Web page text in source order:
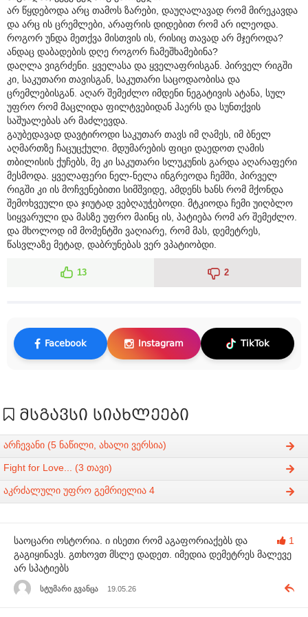
არ წყდებოდა არც თამოს ზარები, დაუღალავად რომ მირეკავდა
და არც ის ცრემლები, არაფრის დიდებით რომ არ ილეოდა.
როგორ უნდა მეთქვა მისთვის ის, რისიც თავად არ მჯეროდა?
ანდაც დაბადების დღე როგორ ჩამეშხამებინა?
დაღლა ვიგრძენი. ყველასა და ყველაფრისგან. პირველ რიგში
კი, საკუთარი თავისგან, საკუთარი საცოდაობისა და
ცრემლებისგან. აღარ შემეძლო იმდენი ნეგატივის ატანა, სულ
უფრო რომ მაცლიდა ფილტვებიდან ჰაერს და სუნთქვის
საშუალებას არ მაძლევდა.
გაუბედავად დავტიროდი საკუთარ თავს იმ ღამეს, იმ ბნელ
აღმართზე ჩაცუცქული. მდუმარების ფიცი დაედოთ ღამის
თბილისის ქუჩებს, მე კი საკუთარი სლუკუნის გარდა აღარაფერი
მესმოდა. ყველაფერი ნელ-ნელა ინგრეოდა ჩემში, პირველ
რიგში კი ის მოჩვენებითი სიმშვიდე, ამდენს ხანს რომ მქონდა
შემოხვეული და ჯიუტად ვებღაუჭებოდი. მტკიოდა ჩემი უიღბლო
სიყვარული და მასზე უფრო მაინც ის, პატიება რომ არ შემეძლო.
და მხოლოდ იმ მომენტში ვაღიარე, რომ მას, დემეტრეს,
წასვლაზე მეტად, დაბრუნებას ვერ ვპატიობდი.
13 2
Facebook Instagram TikTok
მსგავსი სიახლეები
არჩევანი (5 ნაწილი, ახალი ვერსია)
Fight for Love... (3 თავი)
აკრძალული უფრო გემრიელია 4
1
საოცარი ოსტორია. ი ისეთი რომ აგაფორიაქებს და
გაგიყინავს. გთხოვთ მსლე დადეთ. იმედია დემეტრეს მალევე
არ სპატიებს
სტუმარი გვანცა 19.05.26